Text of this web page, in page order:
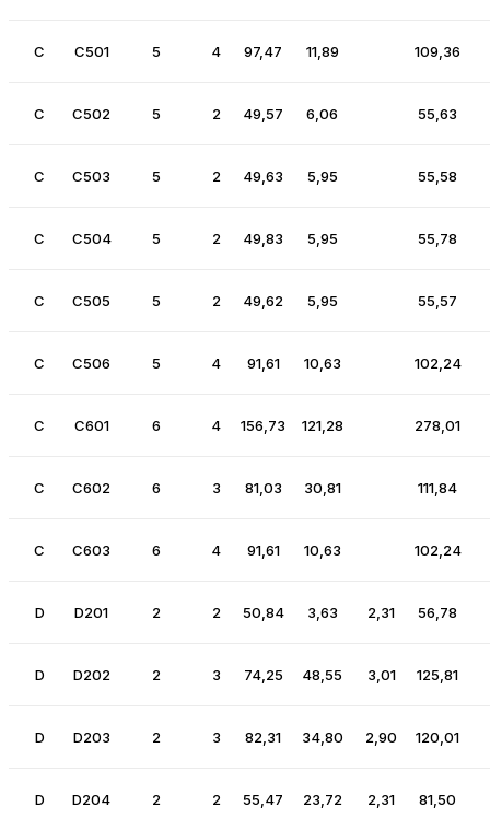
C C501 5 4 97,47 11,89 109,36
C C502 5 2 49,57 6,06 55,63
C C503 5 2 49,63 5,95 55,58
C C504 5 2 49,83 5,95 55,78
C C505 5 2 49,62 5,95 55,57
C C506 5 4 91,61 10,63 102,24
C C601 6 4 156,73 121,28 278,01
C C602 6 3 81,03 30,81 111,84
C C603 6 4 91,61 10,63 102,24
D D201 2 2 50,84 3,63 2,31 56,78
D D202 2 3 74,25 48,55 3,01 125,81
D D203 2 3 82,31 34,80 2,90 120,01
D D204 2 2 55,47 23,72 2,31 81,50